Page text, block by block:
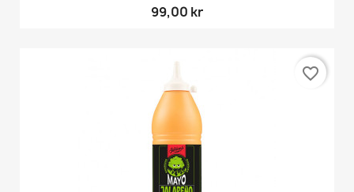
99,00 kr
favorite_border